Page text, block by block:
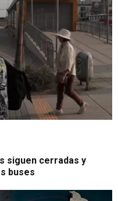
siguen cerradas y
buses